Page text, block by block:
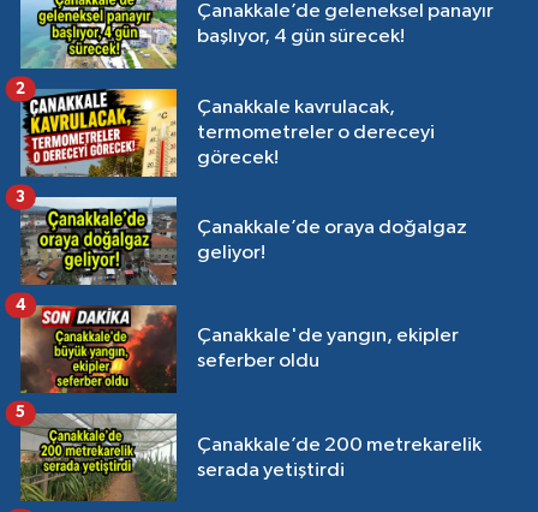
Çanakkale’de geleneksel panayır
başlıyor, 4 gün sürecek!
Çanakkale kavrulacak,
termometreler o dereceyi
görecek!
2
Çanakkale’de oraya doğalgaz
geliyor!
3
Çanakkale'de yangın, ekipler
seferber oldu
4
Çanakkale’de 200 metrekarelik
serada yetiştirdi
5